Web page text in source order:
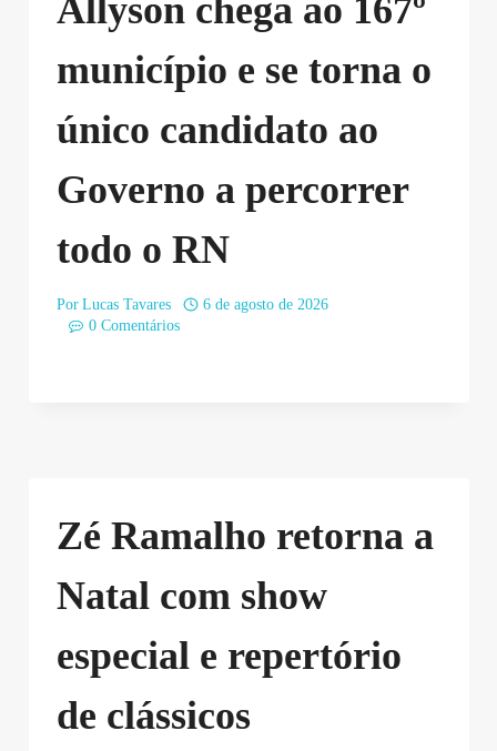
Allyson chega ao 167º
município e se torna o
único candidato ao
Governo a percorrer
todo o RN
Por Lucas Tavares
6 de agosto de 2026
0 Comentários
Zé Ramalho retorna a
Natal com show
especial e repertório
de clássicos